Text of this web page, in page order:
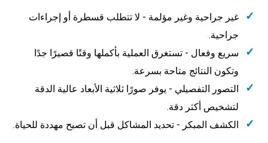
غير جراحية وغير مؤلمة - لا تتطلب قسطرة أو إجراءات
جراحية.
سريع وفعال - تستغرق العملية بأكملها وقتًا قصيرًا جدًا
وتكون النتائج متاحة بسرعة.
التصور التفصيلي - يوفر صورًا ثلاثية الأبعاد عالية الدقة
لتشخيص أكثر دقة.
الكشف المبكر - تحديد المشاكل قبل أن تصبح مهددة للحياة.